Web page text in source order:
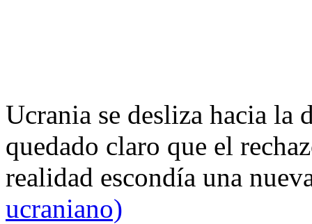
Ucrania se desliza hacia
quedado claro que el
realidad escondía una
ucraniano)